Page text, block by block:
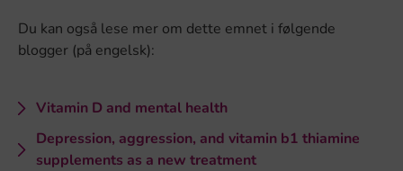
Du kan også lese mer om dette emnet i følgende
blogger (på engelsk):
Vitamin D and mental health
Depression, aggression, and vitamin b1 thiamine
supplements as a new treatment